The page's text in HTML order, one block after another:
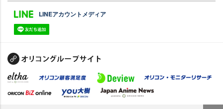
LINEアカウントメディア